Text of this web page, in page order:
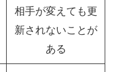
相手が変えても更
新されないことが
ある